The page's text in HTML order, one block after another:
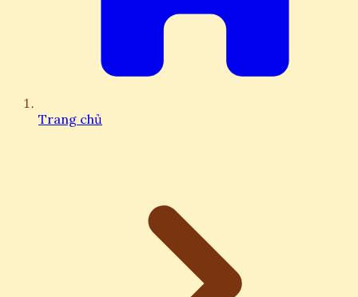
Trang chủ